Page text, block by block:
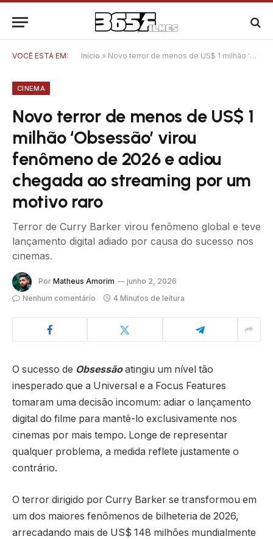
VOCÊ ESTÁ EM: Início » Novo terror de menos de US$ 1 milhão ‘Obsessão’ virou fenômeno de 2026 e adiou chegada ao streaming por um motivo raro
CINEMA
Novo terror de menos de US$ 1
milhão ‘Obsessão’ virou
fenômeno de 2026 e adiou
chegada ao streaming por um
motivo raro
Terror de Curry Barker virou fenômeno global e teve
lançamento digital adiado por causa do sucesso nos
cinemas.
Por Matheus Amorim
junho 2, 2026
Nenhum comentário
4 Minutos de leitura
O sucesso de Obsessãoatingiu um nível tão
inesperado que a Universal e a Focus Features
tomaram uma decisão incomum: adiar o lançamento
digital do filme para mantê-lo exclusivamente nos
cinemas por mais tempo. Longe de representar
qualquer problema, a medida reflete justamente o
contrário.
O terror dirigido por Curry Barker se transformou em
um dos maiores fenômenos de bilheteria de 2026,
arrecadando mais de US$ 148 milhões mundialmente